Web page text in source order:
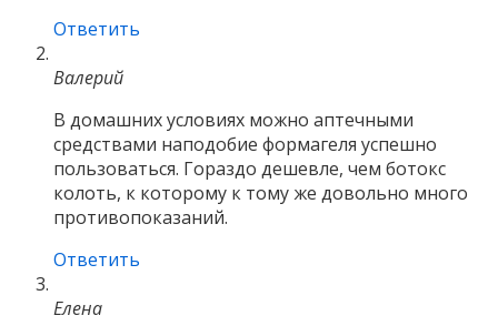
Ответить
Валерий
В домашних условиях можно аптечными
средствами наподобие формагеля успешно
пользоваться. Гораздо дешевле, чем ботокс
колоть, к которому к тому же довольно много
противопоказаний.
Ответить
Елена